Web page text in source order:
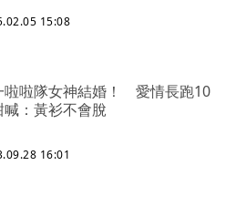
15:08
啦啦隊女神結婚！ 愛情長跑10
喊：黃衫不會脫
16:01